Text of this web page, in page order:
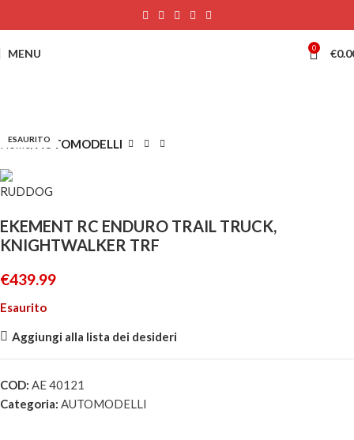
MENU 0 €
ESAURITO
Home AUTOMODELLI
EKEMENT RC ENDURO TRAIL TRUCK,
KNIGHTWALKER TRF
€439.99
Esaurito
Aggiungi alla lista dei desideri
COD: AE 40121
Categoria: AUTOMODELLI